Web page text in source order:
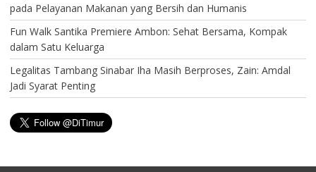
pada Pelayanan Makanan yang Bersih dan Humanis
Fun Walk Santika Premiere Ambon: Sehat Bersama, Kompak
dalam Satu Keluarga
Legalitas Tambang Sinabar Iha Masih Berproses, Zain: Amdal
Jadi Syarat Penting